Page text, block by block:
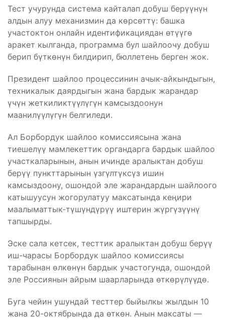
Тест учурунда система кайталап добуш берүүнүн
алдын алуу механизмин да көрсөттү: башка
участоктон онлайн идентификациядан өтүүгө
аракет кылганда, программа бул шайлоочу добуш
берип бүткөнүн билдирип, бюллетень берген жок.
Президент шайлоо процессинин ачык-айкындыгын,
техникалык даярдыгын жана бардык жарандар
үчүн жеткиликтүүлүгүн камсыздоонун
маанилүүлүгүн белгиледи.
Ал Борбордук шайлоо комиссиясына жана
тиешелүү мамлекеттик органдарга бардык шайлоо
участкаларынын, анын ичинде аралыктан добуш
берүү пункттарынын үзгүлтүксүз ишин
камсыздоону, ошондой эле жарандардын шайлоого
катышуусун жогорулатуу максатында кеңири
маалыматтык-түшүндүрүү иштерин жүргүзүүнү
тапшырды.
Эске сала кетсек, тесттик аралыктан добуш берүү
иш-чарасы Борбордук шайлоо комиссиясы
тарабынан өлкөнүн бардык участогунда, ошондой
эле Россиянын айрым шаарларында өткөрүлүүдө.
Буга чейин ушундай тесттер быйылкы жылдын 10
жана 20-октябрында да өткөн. Анын максаты —